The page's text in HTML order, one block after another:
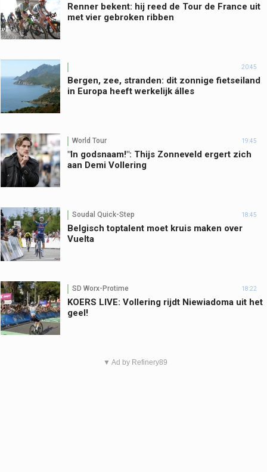
Renner bekent: hij reed de Tour de France uit
met vier gebroken ribben
20:45
Bergen, zee, stranden: dit zonnige fietseiland
in Europa heeft werkelijk álles
World Tour 19:45
"In godsnaam!": Thijs Zonneveld ergert zich
aan Demi Vollering
Soudal Quick-Step 18:45
Belgisch toptalent moet kruis maken over
Vuelta
SD Worx-Protime 18:22
KOERS LIVE: Vollering rijdt Niewiadoma uit het
geel!
▼ Ad by Refinery89